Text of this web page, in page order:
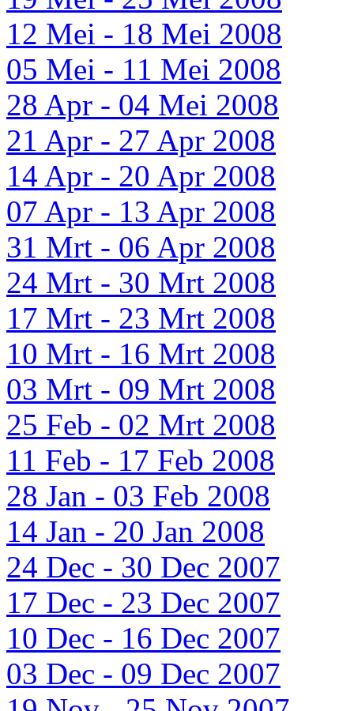
12 Mei - 18 Mei 2008
05 Mei - 11 Mei 2008
28 Apr - 04 Mei 2008
21 Apr - 27 Apr 2008
14 Apr - 20 Apr 2008
07 Apr - 13 Apr 2008
31 Mrt - 06 Apr 2008
24 Mrt - 30 Mrt 2008
17 Mrt - 23 Mrt 2008
10 Mrt - 16 Mrt 2008
03 Mrt - 09 Mrt 2008
25 Feb - 02 Mrt 2008
11 Feb - 17 Feb 2008
28 Jan - 03 Feb 2008
14 Jan - 20 Jan 2008
24 Dec - 30 Dec 2007
17 Dec - 23 Dec 2007
10 Dec - 16 Dec 2007
03 Dec - 09 Dec 2007